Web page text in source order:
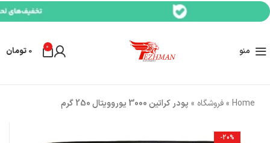
منو 0
0 تومان
Home
»فروشگاه » پودر کراتین 3000 یوروویتال 250 گرم
-20%